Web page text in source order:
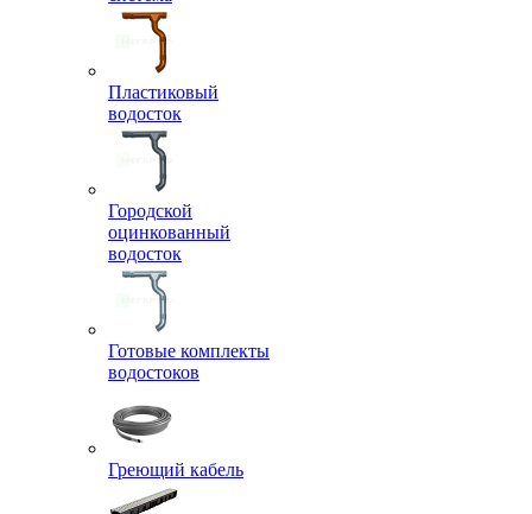
Пластиковый
водосток
Городской
оцинкованный
водосток
Готовые комплекты
водостоков
Греющий кабель